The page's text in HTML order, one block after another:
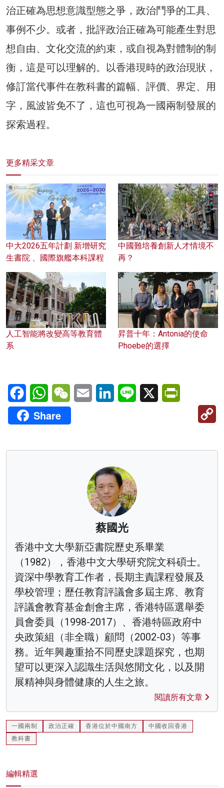
治正確為思想意識型態之爭，政治鬥爭的工具、
事例不少。或者，批評政治正確為可能產生對思
想自由、文化交流的約束，或自視為對體制的制
衡，這是可以理解的。以香港現時的政治現狀，
修訂當代事件在教科書的篇幅、評價、界定、用
字，風波皆免不了，這也可視為一國兩制發展的
探索過程。
更多精采文章
中大2026五年計劃 新增研究
生書院 、國際旗艦本科課程
中國難培養創新人才情境不
再？
人工智能將改變高等教育體
系
昇普十年：Antonia的使命
Phoebe的選擇
FacebookWhatsAppWeChatEmail LinkedInLine X
Share
蔡國光
香港中文大學新亞書院歷史系畢業
（1982），香港中文大學研究院文科碩士。
資深中學教育工作者，長期主責課程發展及
學校管理；歷任教育評議會多屆主席、教育
評議會教育基金創會主席，香港特區選舉委
員會委員（1998-2017）、香港特區政府中
央政策組（非全職）顧問（2002-03）等事
務。近年興趣重拾不同歷史課題探究，也期
望可以更深入認識生活與悠閒文化，以及開
展精神與身體健康的人生之旅。
閱讀所有文章
一國兩制 政治正確 香港位於中國南方
中國收回香港
教科書
編輯精選